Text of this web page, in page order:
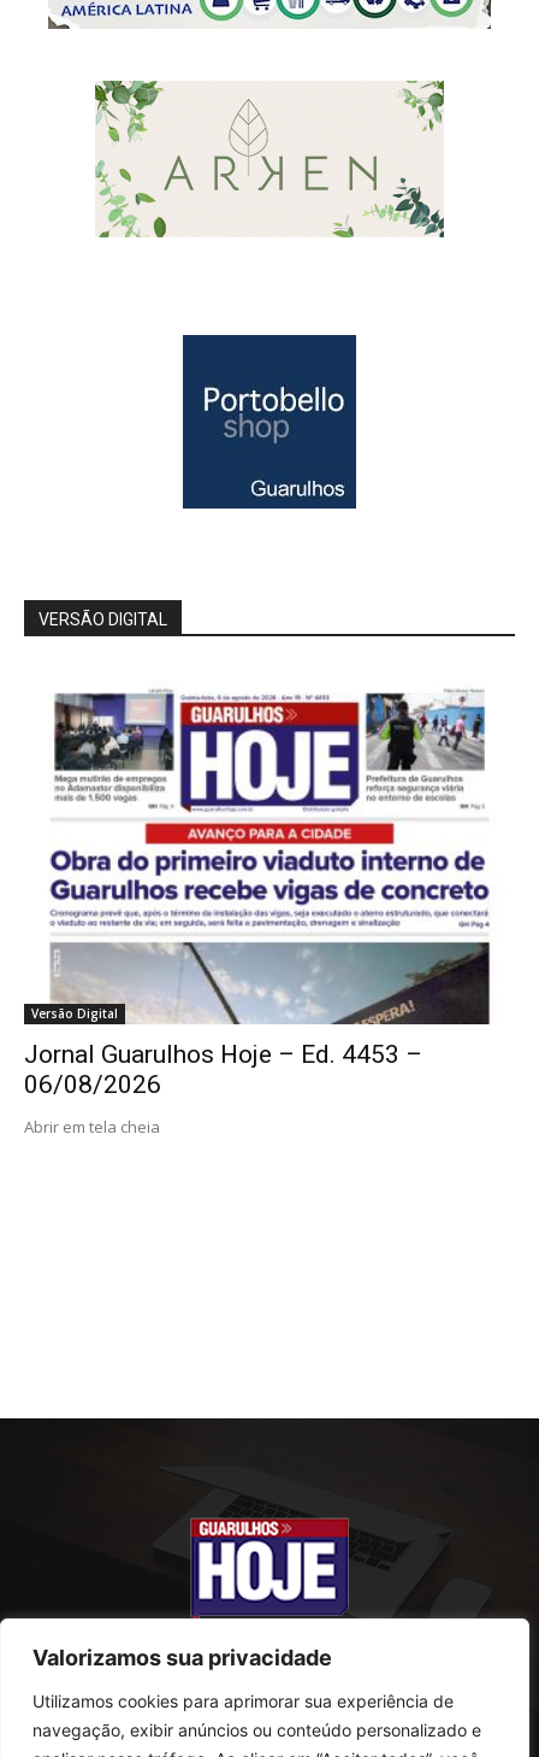
Valorizamos sua privacidade
Utilizamos cookies para aprimorar sua experiência de
navegação, exibir anúncios ou conteúdo personalizado e
VERSÃO DIGITAL
Versão Digital
Jornal Guarulhos Hoje – Ed. 4453 –
06/08/2026
Abrir em tela cheia
SOBRE NÓS